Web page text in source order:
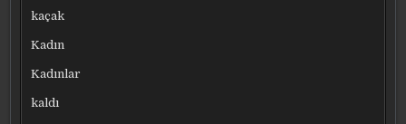
kaçak
Kadın
Kadınlar
kaldı